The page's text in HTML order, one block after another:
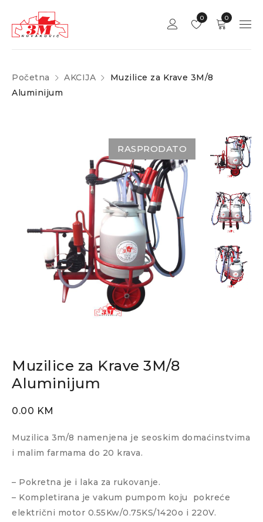
0
0
Početna AKCIJA
Muzilice za Krave 3M/8
Aluminijum
RASPRODATO
Muzilice za Krave 3M/8
Aluminijum
0.00 KM
Muzilica 3m/8 namenjena je seoskim domaćinstvima
i malim farmama do 20 krava.
– Pokretna je i laka za rukovanje.
– Kompletirana je vakum pumpom koju pokreće
električni motor 0.55Kw/0.75KS/1420o i 220V.